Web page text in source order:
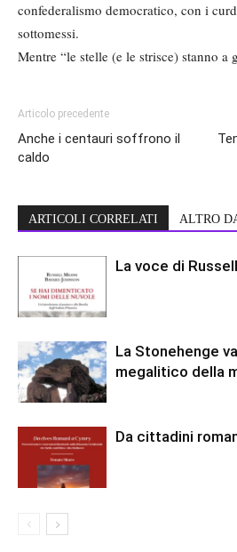
confederalismo democratico, con i
sottomessi.
Mentre “le stelle (e le strisce) stanno a
Articolo precedente
Anche i centauri soffrono il
caldo
ARTICOLI CORRELATI ALTRO
La voce di
La Stonehenge
megalitico della
Da cittadini